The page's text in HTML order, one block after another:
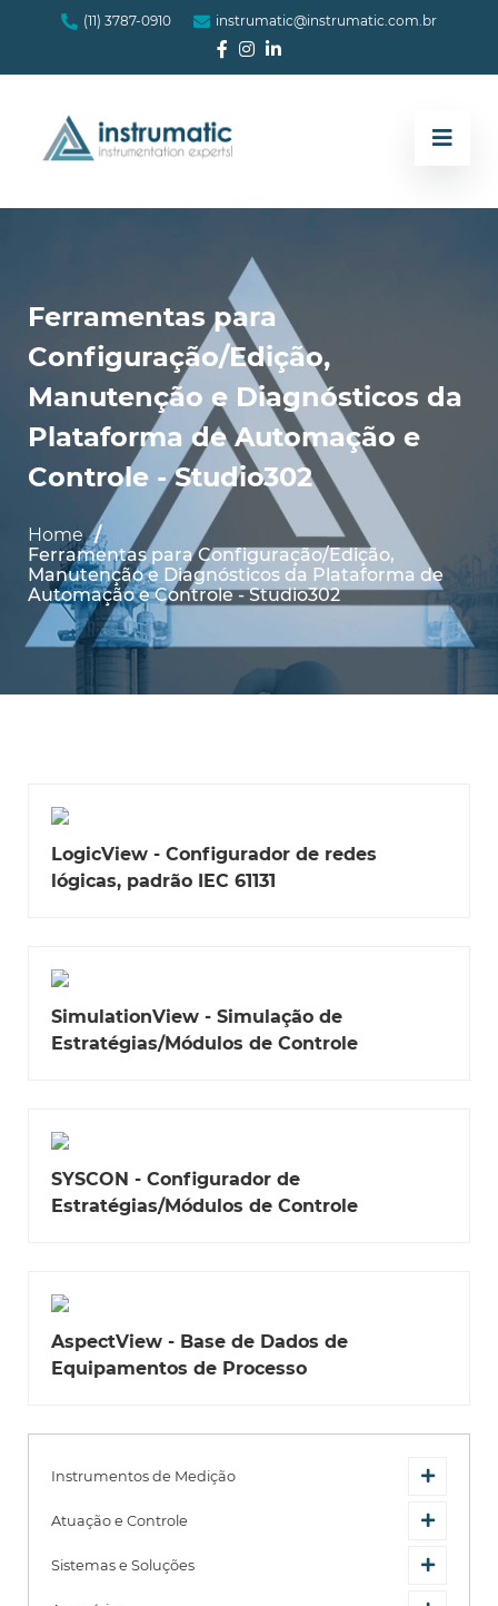
(11) 3787-0910 instrumatic@instrumatic.com.br
Ferramentas para
Configuração/Edição,
Manutenção e Diagnósticos da
Plataforma de Automação e
Controle - Studio302
Home
Ferramentas para Configuração/Edição,
Manutenção e Diagnósticos da Plataforma de
Automação e Controle - Studio302
Instrumentos de Medição
Atuação e Controle
Sistemas e Soluções
LogicView - Configurador de redes
lógicas, padrão IEC 61131
SimulationView - Simulação de
Estratégias/Módulos de Controle
SYSCON - Configurador de
Estratégias/Módulos de Controle
AspectView - Base de Dados de
Equipamentos de Processo